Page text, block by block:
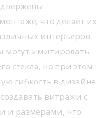
что делает их
интерьеров.
могут имитировать
стекла, но при этом
гибкость в дизайне.
витражи с
и размерами, что